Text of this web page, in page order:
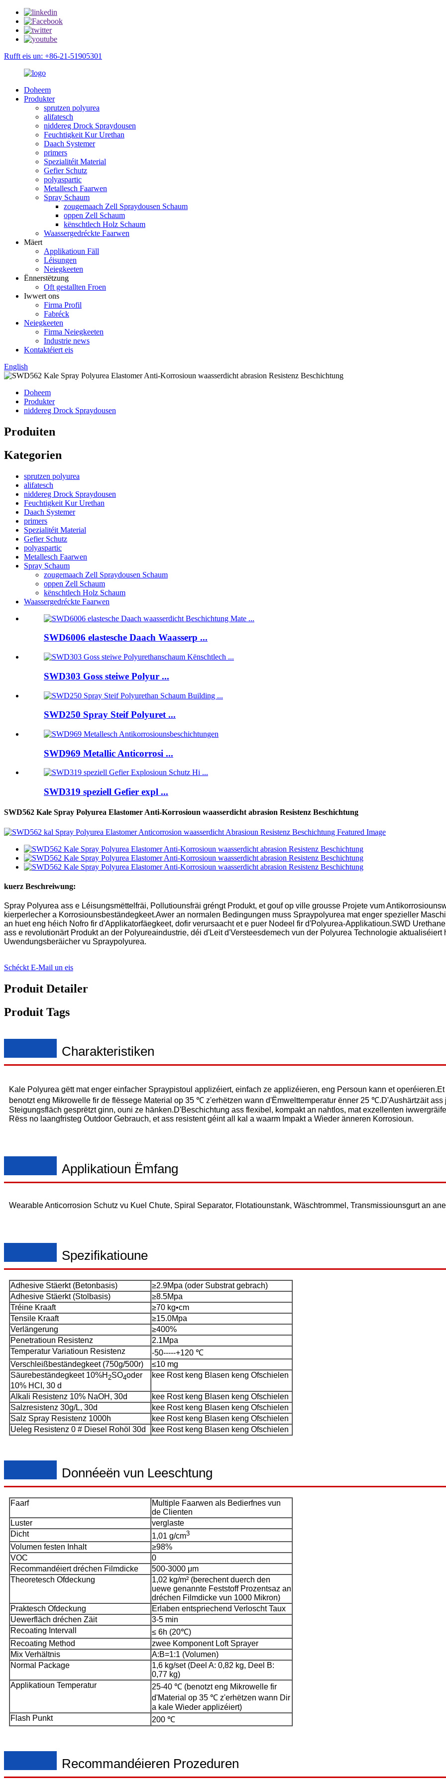
Rufft eis un: +86-21-51905301
Doheem
Produkter
sprutzen polyurea
alifatesch
niddereg Drock Spraydousen
Feuchtigkeit Kur Urethan
Daach Systemer
primers
Spezialitéit Material
Gefier Schutz
polyaspartic
Metallesch Faarwen
Spray Schaum
zougemaach Zell Spraydousen Schaum
oppen Zell Schaum
kënschtlech Holz Schaum
Waassergedréckte Faarwen
Mäert
Applikatioun Fäll
Léisungen
Neiegkeeten
Ënnerstëtzung
Oft gestallten Froen
Iwwert ons
Firma Profil
Fabréck
Neiegkeeten
Firma Neiegkeeten
Industrie news
Kontaktéiert eis
English
Doheem
Produkter
niddereg Drock Spraydousen
Produiten
Kategorien
sprutzen polyurea
alifatesch
niddereg Drock Spraydousen
Feuchtigkeit Kur Urethan
Daach Systemer
primers
Spezialitéit Material
Gefier Schutz
polyaspartic
Metallesch Faarwen
Spray Schaum
zougemaach Zell Spraydousen Schaum
oppen Zell Schaum
kënschtlech Holz Schaum
Waassergedréckte Faarwen
SWD6006 elastesche Daach Waasserp ...
SWD303 Goss steiwe Polyur ...
SWD250 Spray Steif Polyuret ...
SWD969 Metallic Anticorrosi ...
SWD319 speziell Gefier expl ...
SWD562 Kale Spray Polyurea Elastomer Anti-Korrosioun waasserdicht abrasion Resistenz Beschichtung
kuerz Beschreiwung:
Spray Polyurea ass e Léisungsmëttelfräi, Pollutiounsfräi gréngt Produkt, et gouf op ville grousse Projete vum
kierperlecher a Korrosiounsbeständegkeet.Awer an normalen Bedingungen muss Spraypolyurea mat enger spezieller
an huet eng héich Nofro fir d'Applikatorfäegkeet, dofir verursaacht et e puer Nodeel fir d'Polyurea-Applikatioun.SWD
ass e revolutionärt Produkt an der Polyureaindustrie, déi d'Leit d'Versteesdemech vun der Polyurea Technologie
Uwendungsberäicher vu Spraypolyurea.
Schéckt E-Mail un eis
Produit Detailer
Produit Tags
Charakteristiken
Kale Polyurea gëtt mat enger einfacher Spraypistoul applizéiert, einfach ze applizéieren, eng Persoun kann et
benotzt eng Mikrowelle fir de flëssege Material op 35 ℃ z'erhëtzen wann d'Ëmwelttemperatur ënner 25 ℃.D'Aushärtzäit
Steigungsfläch gesprëtzt ginn, ouni ze hänken.D'Beschichtung ass flexibel, kompakt an nahtlos, mat exzellenten
Rëss no laangfristeg Outdoor Gebrauch, et ass resistent géint all kal a waarm Impakt a Wieder änneren Korrosioun.
Applikatioun Ëmfang
Wearable Anticorrosion Schutz vu Kuel Chute, Spiral Separator, Flotatiounstank, Wäschtrommel, Transmissiounsgurt an
Spezifikatioune
Adhesive Stäerkt (Betonbasis)
≥2.9Mpa (oder Substrat gebrach)
Adhesive Stäerkt (Stolbasis)
≥8.5Mpa
Tréine Kraaft
≥70 kg•cm
Tensile Kraaft
≥15.0Mpa
Verlängerung
≥400%
Penetratioun Resistenz
2.1Mpa
Temperatur Variatioun Resistenz
-50-----+120 ℃
Verschleißbeständegkeet (750g/500r)
≤10 mg
Säurebeständegkeet 10%H 2SO4oder
10% HCI, 30 d
kee Rost keng Blasen keng Ofschielen
Alkali Resistenz 10% NaOH, 30d
kee Rost keng Blasen keng Ofschielen
Salzresistenz 30g/L, 30d
kee Rost keng Blasen keng Ofschielen
Salz Spray Resistenz 1000h
kee Rost keng Blasen keng Ofschielen
Ueleg Resistenz 0 # Diesel Rohöl 30d
kee Rost keng Blasen keng Ofschielen
Donnéeën vun Leeschtung
Faarf
Multiple Faarwen als Bedierfnes vun
de Clienten
Luster
verglaste
Dicht
1,01 g/cm3
Volumen festen Inhalt
≥98%
VOC
0
Recommandéiert dréchen Filmdicke
500-3000 μm
Theoretesch Ofdeckung
1,02 kg/m² (berechent duerch den
uewe genannte Feststoff Prozentsaz an
dréchen Filmdicke vun 1000 Mikron)
Praktesch Ofdeckung
Erlaben entspriechend Verloscht Taux
Uewerfläch dréchen Zäit
3-5 min
Recoating Intervall
≤ 6h (20℃)
Recoating Method
zwee Komponent Loft Sprayer
Mix Verhältnis
A:B=1:1 (Volumen)
Normal Package
1,6 kg/set (Deel A: 0,82 kg, Deel B:
0,77 kg)
Applikatioun Temperatur
25-40 ℃ (benotzt eng Mikrowelle fir
d'Material op 35 ℃ z'erhëtzen wann Dir
a kale Wieder applizéiert)
Flash Punkt
200 ℃
Recommandéieren Prozeduren